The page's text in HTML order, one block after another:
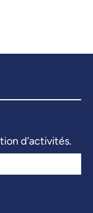
d’activités.